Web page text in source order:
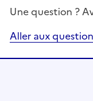
Une question ?
Aller aux